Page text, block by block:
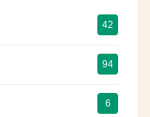
42
94
6